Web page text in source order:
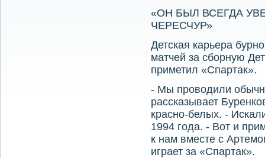
«ОН БЫЛ ВСЕГДА
ЧЕРЕСЧУР»
Детская карьера
матчей за сборную
приметил «Спартак».
- Мы проводили
рассказывает
красно-белых. -
1994 года. - Вот и
к нам вместе с
играет за «Спартак».